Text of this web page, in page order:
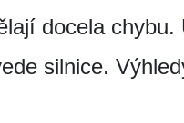
docela
silnice.